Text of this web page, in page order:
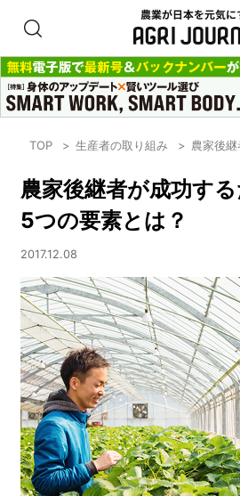
TOP 生産者の取り組み 農家後
農家後継者が成功す
5つの要素とは？
2017.12.08